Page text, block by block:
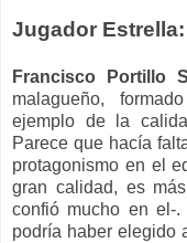
Jugador
Francisco Portillo
malagueño,
ejemplo de la
Parece que hacía
protagonismo en el
gran calidad, es
confió mucho en el-
podría haber elegido